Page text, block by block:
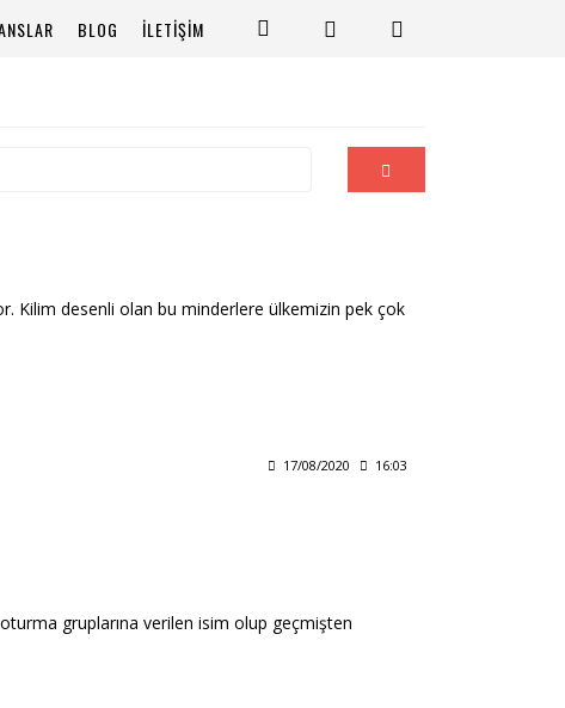
BLOG İLETİŞİM
Kilim desenli olan bu minderlere ülkemizin pek çok
17/08/2020 16:03
gruplarına verilen isim olup geçmişten